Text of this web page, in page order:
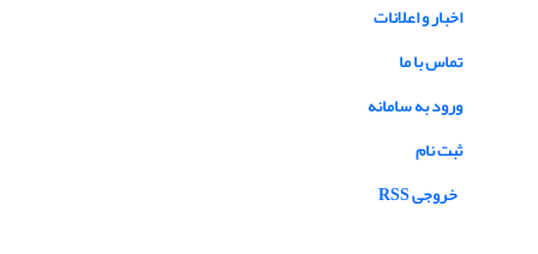
اخبار و اعلانات
تماس با ما
ورود به سامانه
ثبت نام
خروجی RSS